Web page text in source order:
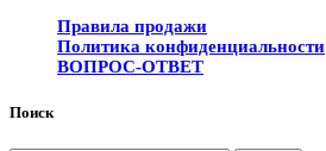
Правила продажи
Политика конфиденциальности
ВОПРОС-ОТВЕТ
Поиск